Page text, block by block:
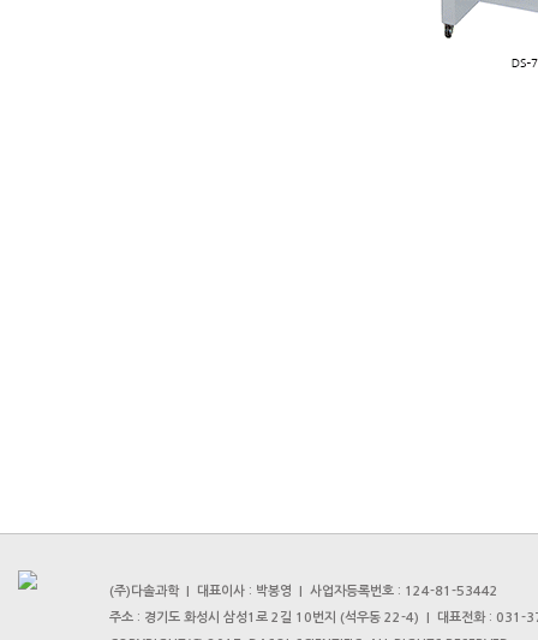
(주)다솔과학 | 대표이사 : 박봉영 | 사업자등록번호 : 124-81-53442
주소 : 경기도 화성시 삼성1로 2길 10번지 (석우동 22-4) | 대표전화 :